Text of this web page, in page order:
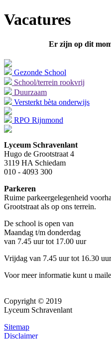
Vacatures
Er zijn op dit
Gezonde School
School/terrein rookvrij
Duurzaam
Versterkt bèta onderwijs
RPO Rijnmond
Lyceum Schravenlant
Hugo de Grootstraat 4
3119 HA Schiedam
010 - 4093 300
Parkeren
Ruime parkeergelegenheid
Grootstraat als op ons terrein.
De school is open van
Maandag t/m donderdag
van 7.45 uur tot 17.00 uur
Vrijdag van 7.45 uur tot 16.30 uur
Voor meer informatie kunt u
Copyright © 2019
Lyceum Schravenlant
Sitemap
Disclaimer